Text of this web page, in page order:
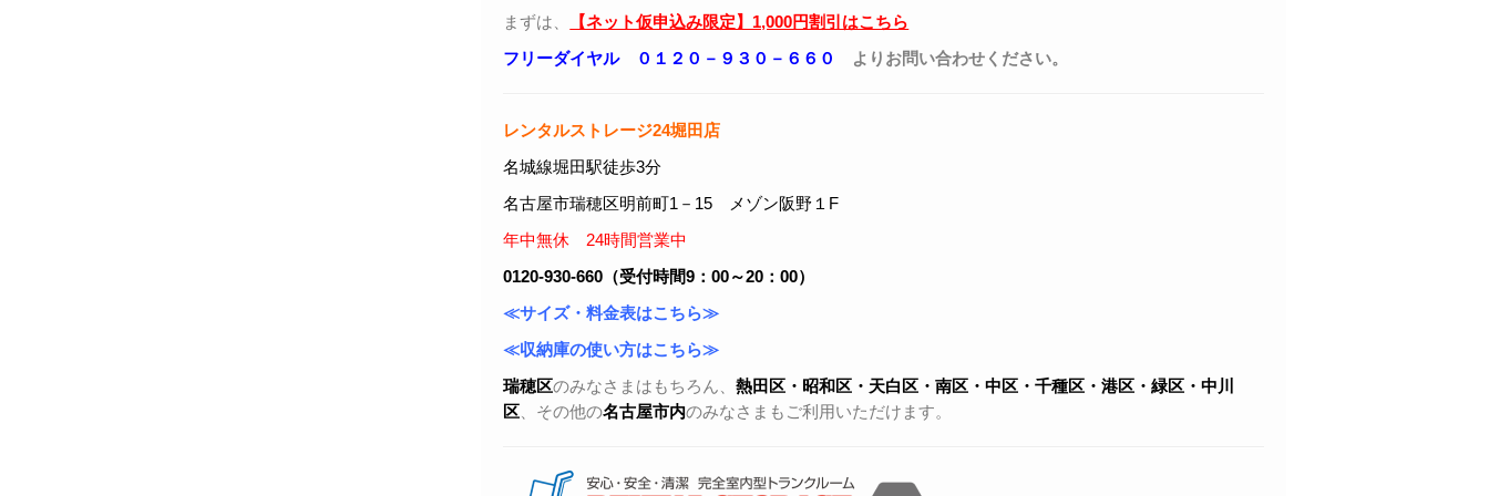
まずは、
【ネット仮申込み限定】1,000円割引はこちら
フリーダイヤル ０１２０－９３０－６６０
よりお問い合わせください。
レンタルストレージ24堀田店
名城線堀田駅徒歩3分
名古屋市瑞穂区明前町1－15 メゾン阪野１F
年中無休 24時間営業中
0120-930-660（受付時間9：00～20：00）
≪サイズ・料金表はこちら≫
≪収納庫の使い方はこちら≫
瑞穂区のみなさまはもちろん、熱田区・昭和区・天白区・南区・中区・千種区・港区・緑区・中川
区 、その他の名古屋市内のみなさまもご利用いただけます。